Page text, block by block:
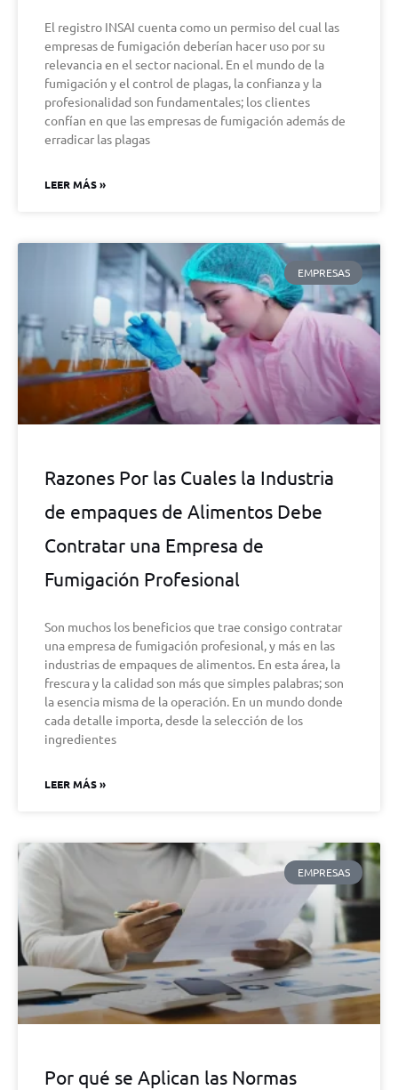
El registro INSAI cuenta como un permiso del cual las
empresas de fumigación deberían hacer uso por su
relevancia en el sector nacional. En el mundo de la
fumigación y el control de plagas, la confianza y la
profesionalidad son fundamentales; los clientes
confían en que las empresas de fumigación además de
erradicar las plagas
LEER MÁS »
EMPRESAS
Razones Por las Cuales la Industria
de empaques de Alimentos Debe
Contratar una Empresa de
Fumigación Profesional
Son muchos los beneficios que trae consigo contratar
una empresa de fumigación profesional, y más en las
industrias de empaques de alimentos. En esta área, la
frescura y la calidad son más que simples palabras; son
la esencia misma de la operación. En un mundo donde
cada detalle importa, desde la selección de los
ingredientes
LEER MÁS »
EMPRESAS
Por qué se Aplican las Normas